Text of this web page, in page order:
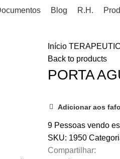
Blog R.H.
Início
Back to products
PORTA
Adicionar aos
9 Pessoas vendo
SKU: 1950
Compartilhar: